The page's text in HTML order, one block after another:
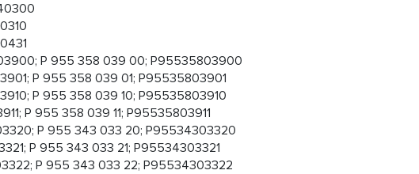
P 955 358 039 00; P95535803900
P 955 358 039 01; P95535803901
P 955 358 039 10; P95535803910
P 955 358 039 11; P95535803911
P 955 343 033 20; P95534303320
P 955 343 033 21; P95534303321
P 955 343 033 22; P95534303322